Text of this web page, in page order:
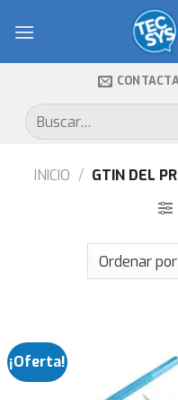
Buscar
por:
INICIO / GTIN DEL
¡Oferta!